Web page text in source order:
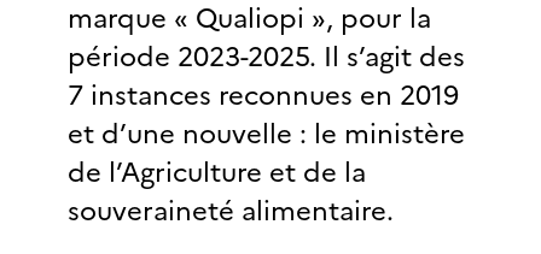
marque « Qualiopi », pour la
période 2023-2025. Il s’agit des
7 instances reconnues en 2019
et d’une nouvelle : le ministère
de l’Agriculture et de la
souveraineté alimentaire.